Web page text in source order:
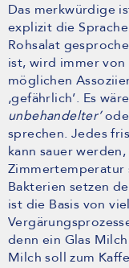
Das merkwürdige
explizit die
Rohsalat
ist, wird immer
möglichen
‚gefährlich’. Es
unbehandelter’
sprechen. Jedes
kann sauer
Zimmertemperatur
Bakterien setzen
ist die Basis von
denn ein Glas
Milch soll zum